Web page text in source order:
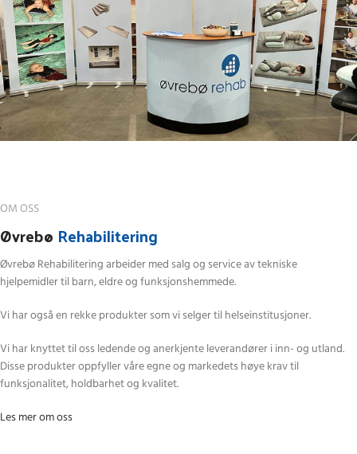
OM OSS
Øvrebø Rehabilitering
Øvrebø Rehabilitering arbeider med salg og service av tekniske
hjelpemidler til barn, eldre og funksjonshemmede.
Vi har også en rekke produkter som vi selger til helseinstitusjoner.
Vi har knyttet til oss ledende og anerkjente leverandører i inn- og utland.
Disse produkter oppfyller våre egne og markedets høye krav til
funksjonalitet, holdbarhet og kvalitet.
Les mer om oss